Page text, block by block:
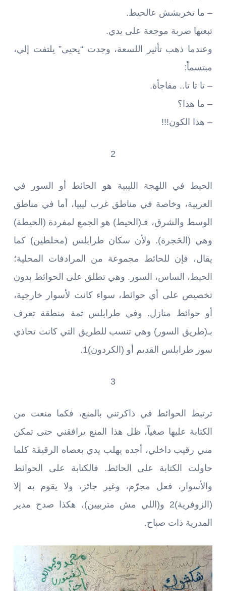
– ما تخربشش عالحيط.
تبعتها ضربة موجعة على يدي.
وعندما ذهب تأثير اللسعة، وجدت “يحيى” يلتفت إلي،
مبتسماً:
– تا تا تا.. مفاجأة.
– ما هذا؟
– هذا الكون!!!
2
الحيط في اللهجة الليبية هو الحائط أو السور في
العربية، وخاصة في مناطق غرب ليبيا، أما في مناطق
الوسط والشرق، فـ(الحيط) هو الجمع لمفردة (الحيطة)
وهي (الحَجرة). ولأن سكان طرابلس (مخلطين) كما
يقال، فإن للحائط مجموعة من المرادفات المحلية؛
الحيط، الساس، السور. وهي تطلق على الحوائط بدون
تخصيص على أي حوائط، سواء كانت لأسوار خارجية،
أو حوائط منازل. وفي طرابلس ثمة منطقة تعرف
بـ(طريق السور) وهي تنسب للطريق التي كانت تحاذي
سور طرابلس القديم أو (الكردون)1.
3
ترتبط الحوائط في ذاكرتني بالمنع، فكما منعت من
الكتابة عليها صغياً، ظل هذا المنع يرافقني حتى تمكن
مني رقيب داخلي، أجده يهلب يدي بعصاه الرقيقة كلما
حاولت الكتابة على الحائط. فالكتابة على الحوائط
والأسوار، فعل مجرّم، وغير جائز، ولا يقوم به إلا
(الزوفرية)2 و(اللي مش متربيين)، هكذا صدح مدير
المدرية ذات صباح.